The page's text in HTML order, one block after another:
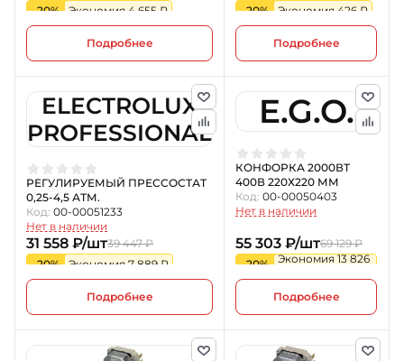
-20%
Экономия 4 655 ₽
Подробнее
-20%
Экономия 426 ₽
Подробнее
ELECTROLUX
PROFESSIONAL
РЕГУЛИРУЕМЫЙ ПРЕССОСТАТ
0,25-4,5 АТМ.
Код: 00-00051233
Нет в наличии
31 558 ₽/шт39 447 ₽
-20%
Экономия 7 889 ₽
Подробнее
E.G.O.
КОНФОРКА 2000ВТ
400В 220Х220 ММ
Код: 00-00050403
Нет в наличии
55 303 ₽/шт69 129 ₽
-20%
Экономия 13 826
Подробнее